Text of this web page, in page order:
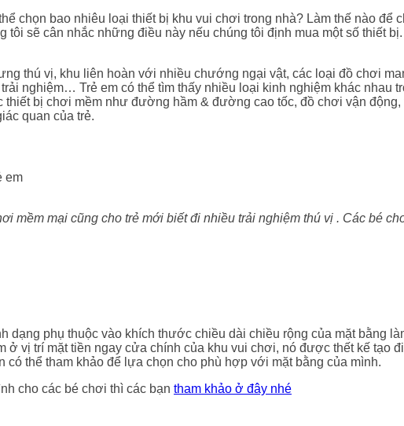
chọn bao nhiêu loại thiết bị khu vui chơi trong nhà? Làm thế nào để
sẽ cân nhắc những điều này nếu chúng tôi định mua một số thiết
thú vị, khu liên hoàn với nhiều chướng ngại vật, các loại đồ chơi
nghiệm… Trẻ em có thể tìm thấy nhiều loại kinh nghiệm khác nhau
bị chơi mềm như đường hầm & đường cao tốc, đồ chơi vận động,
quan của trẻ.
mềm mại cũng cho trẻ mới biết đi nhiều trải nghiệm thú vị . Các bé
dạng phụ thuộc vào khích thước chiều dài chiều rộng của mặt bằng
vị trí mặt tiền ngay cửa chính của khu vui chơi, nó được thết kế tạo
có thể tham khảo để lựa chọn cho phù hợp với mặt bằng của mình.
cho các bé chơi thì các bạn tham khảo ở đây nhé